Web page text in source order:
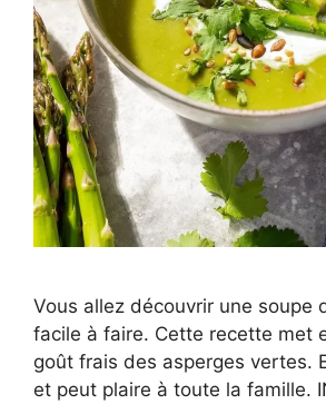
Vous allez découvrir une soupe
facile à faire. Cette recette met
goût frais des asperges vertes.
et peut plaire à toute la famille.